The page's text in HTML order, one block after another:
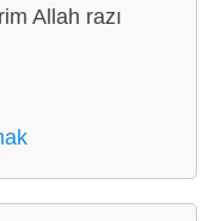
Allah razı